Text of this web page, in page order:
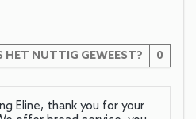
HET NUTTIG GEWEEST? 0
Eline, thank you for your